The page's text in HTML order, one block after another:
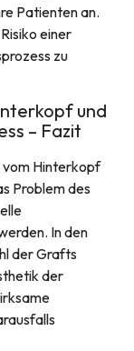
Patienten an.
einer
zu
und
– Fazit
vom Hinterkopf
Problem des
In den
der Grafts
der